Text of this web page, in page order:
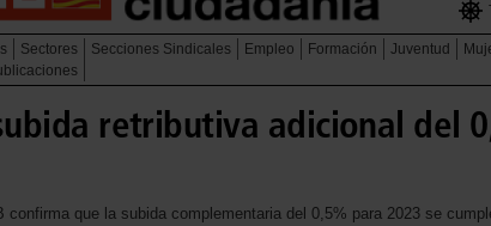
Sectores Secciones Sindicales Empleo Formación Juventud
retributiva adicional del
confirma que la subida complementaria del 0,5% para 2023 se